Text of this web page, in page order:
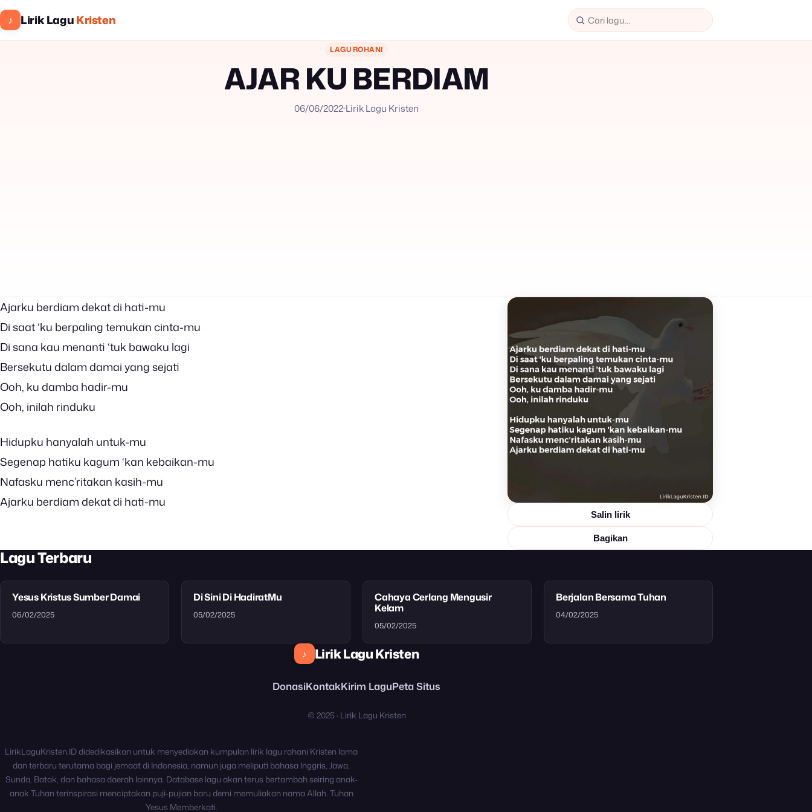
♪ Lirik LaguKristen
LAGU ROHANI
AJAR KU BERDIAM
06/06/2022 Lirik Lagu Kristen
Salin lirik
Bagikan
Ajarku berdiam dekat di hati-mu
Di saat ‘ku berpaling temukan cinta-mu
Di sana kau menanti ‘tuk bawaku lagi
Bersekutu dalam damai yang sejati
Ooh, ku damba hadir-mu
Ooh, inilah rinduku
Hidupku hanyalah untuk-mu
Segenap hatiku kagum ‘kan kebaikan-mu
Nafasku menc’ritakan kasih-mu
Ajarku berdiam dekat di hati-mu
Lagu Terbaru
Yesus Kristus Sumber Damai
06/02/2025
Di Sini Di HadiratMu
05/02/2025
Cahaya Cerlang Mengusir
Kelam
05/02/2025
Berjalan Bersama Tuhan
04/02/2025
♪ Lirik Lagu Kristen
DonasiKontakKirim LaguPeta Situs
© 2025 · Lirik Lagu Kristen
LirikLaguKristen.ID didedikasikan untuk menyediakan kumpulan lirik lagu rohani Kristen lama
dan terbaru terutama bagi jemaat di Indonesia, namun juga meliputi bahasa Inggris, Jawa,
Sunda, Batak, dan bahasa daerah lainnya. Database lagu akan terus bertambah seiring anak-
anak Tuhan terinspirasi menciptakan puji-pujian baru demi memuliakan nama Allah. Tuhan
Yesus Memberkati.